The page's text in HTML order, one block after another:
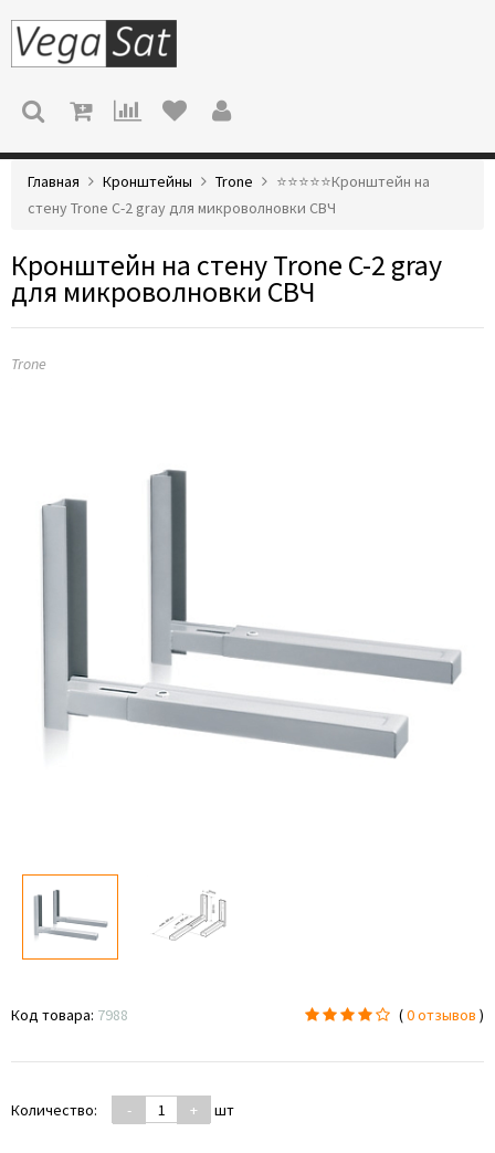
МЕНЮ
Главная Кронштейны Trone
⭐️⭐️⭐️⭐️⭐️Кронштейн на
стену Trone С-2 gray для микроволновки СВЧ
Кронштейн на стену Trone С-2 gray
для микроволновки СВЧ
Trone
Код товара: 7988 (0 отзывов )
Количество: - + шт